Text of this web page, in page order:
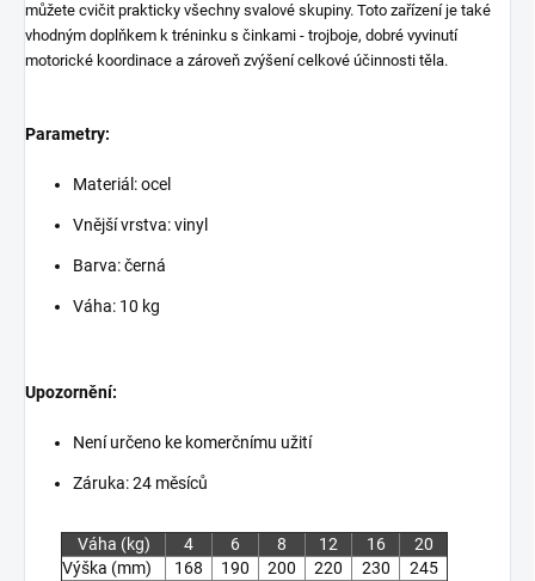
můžete cvičit prakticky všechny svalové skupiny. Toto zařízení je také
vhodným doplňkem k tréninku s činkami - trojboje, dobré vyvinutí
motorické koordinace a zároveň zvýšení celkové účinnosti těla.
Parametry:
Materiál: ocel
Vnější vrstva: vinyl
Barva: černá
Váha: 10 kg
Upozornění:
Není určeno ke komerčnímu užití
Záruka: 24 měsíců
Váha (kg) 4 6 8 12 16
20
Výška (mm)
168 190 200 220 230
245